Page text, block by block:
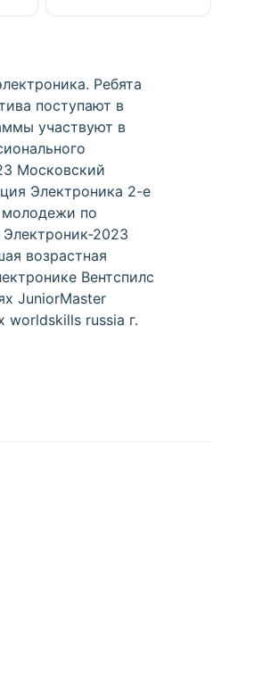
Ребята
поступают в
участвуют в
Московский
Электроника 2-е
молодежи по
2023
возрастная
Вентспилс
JuniorMaster
worldskills russia г.